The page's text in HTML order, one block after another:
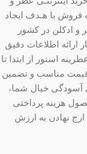
با بیش از 20 سال سابقه فروش با هـدف ایجاد
و ادکلن در کشور
ارائه اطلاعات دقیق
استور از ابتدا تا
قیمت مناسب و تضمین
آسودگی خیال شما،
هزینه پرداختی
نهادن به ارزش